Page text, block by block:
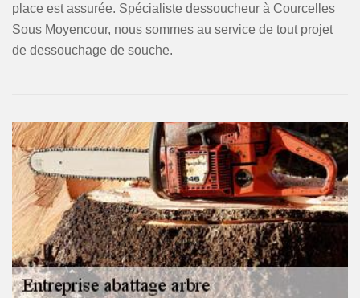
place est assurée. Spécialiste dessoucheur à Courcelles
Sous Moyencour, nous sommes au service de tout projet
de dessouchage de souche.